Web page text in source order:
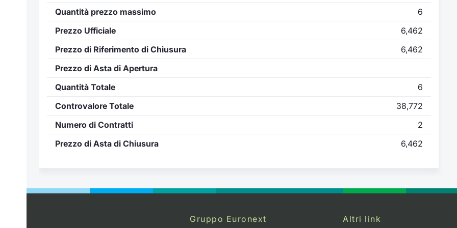
Quantità prezzo massimo
6
Prezzo Ufficiale
6,462
Prezzo di Riferimento di Chiusura
6,462
Prezzo di Asta di Apertura
Quantità Totale
6
Controvalore Totale
38,772
Numero di Contratti
2
Prezzo di Asta di Chiusura
6,462
Gruppo Euronext
Altri link